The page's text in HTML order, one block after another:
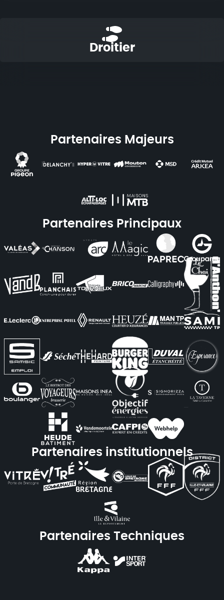
Droitier
Partenaires Majeurs
Partenaires Principaux
Partenaires institutionnels
Partenaires Techniques